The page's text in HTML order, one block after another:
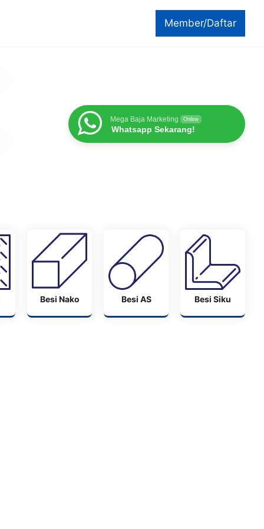
Member/Daftar
Mega Baja Marketing Online
Whatsapp Sekarang!
Besi Nako Besi AS Besi Siku